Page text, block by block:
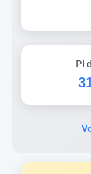
PI